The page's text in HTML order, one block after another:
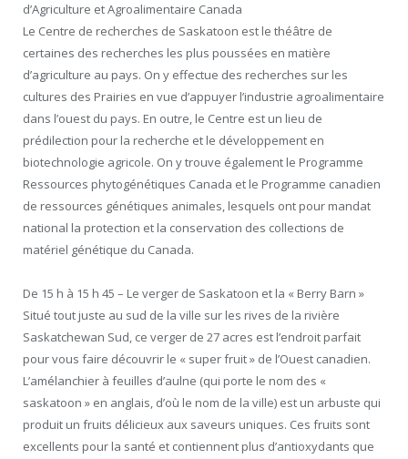
d’Agriculture et Agroalimentaire Canada
Le Centre de recherches de Saskatoon est le théâtre de
certaines des recherches les plus poussées en matière
d’agriculture au pays. On y effectue des recherches sur les
cultures des Prairies en vue d’appuyer l’industrie agroalimentaire
dans l’ouest du pays. En outre, le Centre est un lieu de
prédilection pour la recherche et le développement en
biotechnologie agricole. On y trouve également le Programme
Ressources phytogénétiques Canada et le Programme canadien
de ressources génétiques animales, lesquels ont pour mandat
national la protection et la conservation des collections de
matériel génétique du Canada.
De 15 h à 15 h 45 – Le verger de Saskatoon et la « Berry Barn »
Situé tout juste au sud de la ville sur les rives de la rivière
Saskatchewan Sud, ce verger de 27 acres est l’endroit parfait
pour vous faire découvrir le « super fruit » de l’Ouest canadien.
L’amélanchier à feuilles d’aulne (qui porte le nom des «
saskatoon » en anglais, d’où le nom de la ville) est un arbuste qui
produit un fruits délicieux aux saveurs uniques. Ces fruits sont
excellents pour la santé et contiennent plus d’antioxydants que